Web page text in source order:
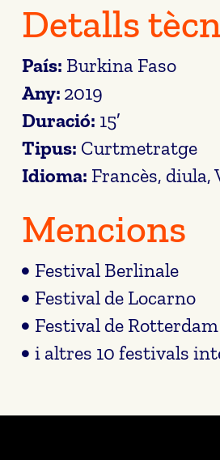
Detalls
País: Burkina Faso
Any: 2019
Duració: 15′
Tipus: Curtmetratge
Idioma: Francès, diula,
Mencions
Festival Berlinale
Festival de Locarno
Festival de Rotterdam
i altres 10 festivals